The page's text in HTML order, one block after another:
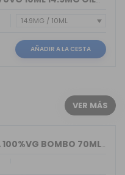
AÑADIR A LA CESTA
VER MÁS
BASE GLICERINA 100%VG BOMBO 70ML (BOT...